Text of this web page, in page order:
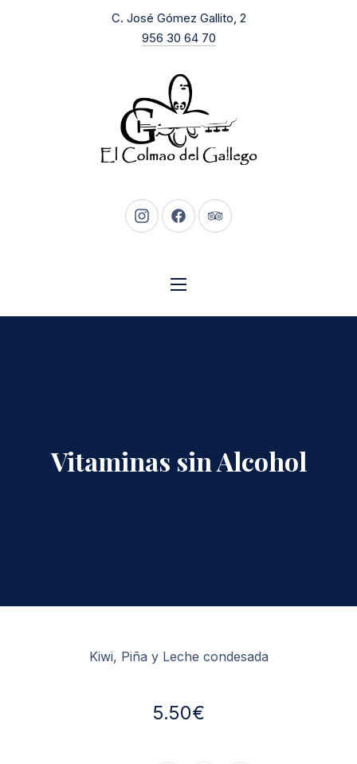
C. José Gómez Gallito, 2New Window
956 30 64 70
New Window
New WindowNew Window
NAVIGATION
Vitaminas sin Alcohol
Kiwi, Piña y Leche condesada
5.50€